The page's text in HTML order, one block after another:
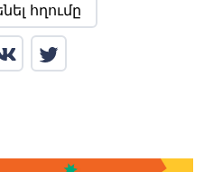
հղումը